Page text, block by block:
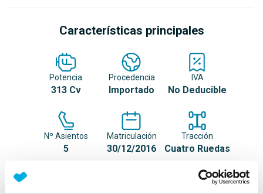
Características principales
Potencia
313 Cv
Procedencia
Importado
IVA
No Deducible
Nº Asientos
5
Matriculación
30/12/2016
Tracción
Cuatro Ruedas